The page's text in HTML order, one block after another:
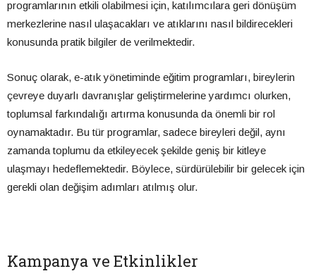
programlarının etkili olabilmesi için, katılımcılara geri dönüşüm
merkezlerine nasıl ulaşacakları ve atıklarını nasıl bildirecekleri
konusunda pratik bilgiler de verilmektedir.
Sonuç olarak, e-atık yönetiminde eğitim programları, bireylerin
çevreye duyarlı davranışlar geliştirmelerine yardımcı olurken,
toplumsal farkındalığı artırma konusunda da önemli bir rol
oynamaktadır. Bu tür programlar, sadece bireyleri değil, aynı
zamanda toplumu da etkileyecek şekilde geniş bir kitleye
ulaşmayı hedeflemektedir. Böylece, sürdürülebilir bir gelecek için
gerekli olan değişim adımları atılmış olur.
Kampanya ve Etkinlikler